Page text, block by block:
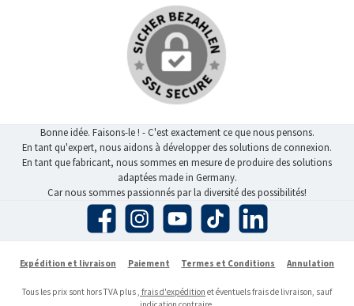
Bonne idée. Faisons-le ! - C'est exactement ce que nous pensons.
En tant qu'expert, nous aidons à développer des solutions de connexion.
En tant que fabricant, nous sommes en mesure de produire des solutions
adaptées made in Germany.
Car nous sommes passionnés par la diversité des possibilités!
Facebook Instagram YouTube TikTok LinkedIn
Expédition et livraison Paiement Termes et Conditions Annulation
Tous les prix sont hors TVA plus, frais d'expédition et éventuels frais de livraison, sauf